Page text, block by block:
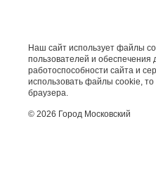
Наш сайт использует файлы
пользователей и обеспечения
работоспособности сайта и
использовать файлы cookie,
браузера.
© 2026 Город Московский